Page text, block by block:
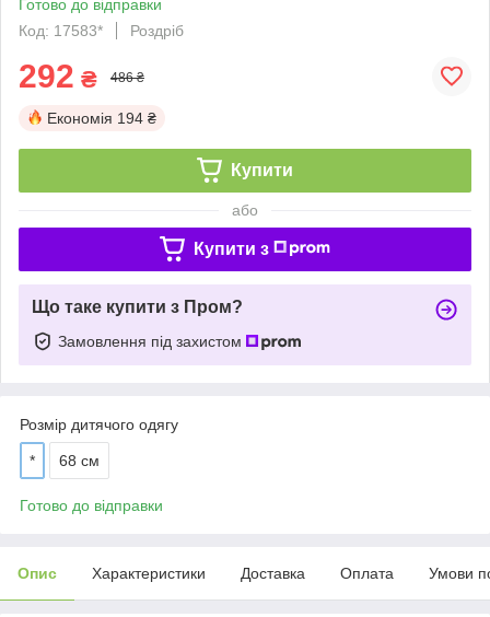
Готово до відправки
Код: 17583*
Роздріб
292 ₴ 486 ₴
Економія 194 ₴
Купити
або
Купити з
Що таке купити з Пром?
Замовлення під захистом
Розмір дитячого одягу
* 68 см
Готово до відправки
Опис Характеристики Доставка Оплата Умови